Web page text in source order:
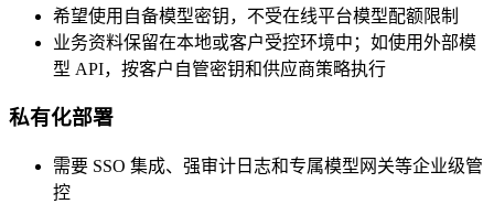
希望使用自备模型密钥，不受在线平台模型配额限制
业务资料保留在本地或客户受控环境中；如使用外部模
型 API，按客户自管密钥和供应商策略执行
私有化部署
需要 SSO 集成、强审计日志和专属模型网关等企业级管
控